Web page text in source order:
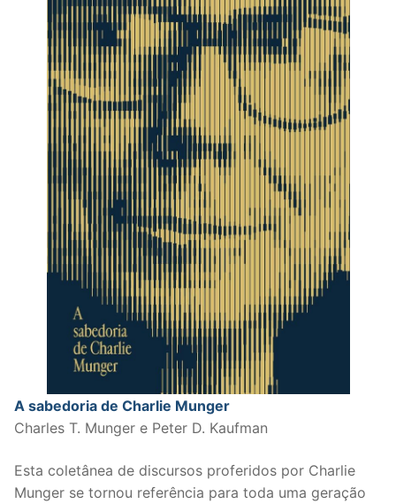
A sabedoria de Charlie Munger
Charles T. Munger e Peter D. Kaufman
Esta coletânea de discursos proferidos por Charlie
Munger se tornou referência para toda uma geração